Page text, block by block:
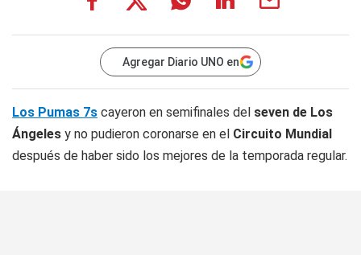
Agregar Diario UNO en
Los Pumas 7s cayeron en semifinales del seven de Los
Ángeles y no pudieron coronarse en el Circuito Mundial
después de haber sido los mejores de la temporada regular.